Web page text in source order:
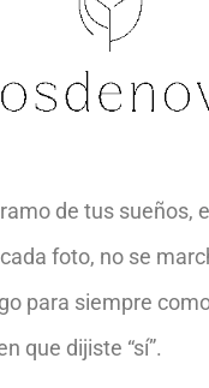
de tus sueños,
foto, no se
para siempre
que dijiste “sí”.